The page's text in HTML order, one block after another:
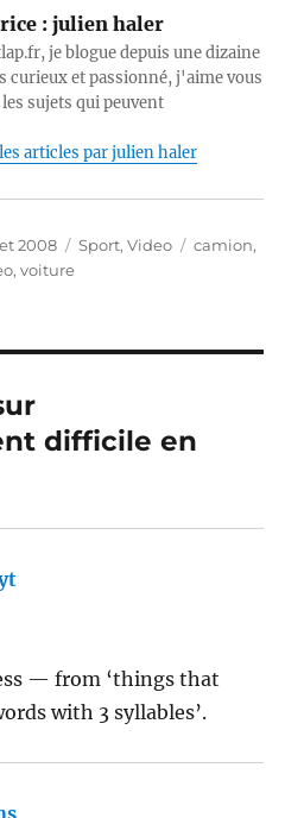
: julien haler
je blogue depuis une dizaine
curieux et passionné, j'aime vous
sujets qui peuvent
articles par julien haler
2008 Catégories
Sport,Video Étiquettes
camion,
,voiture
difficile en
— from ‘things that
with 3 syllables’.